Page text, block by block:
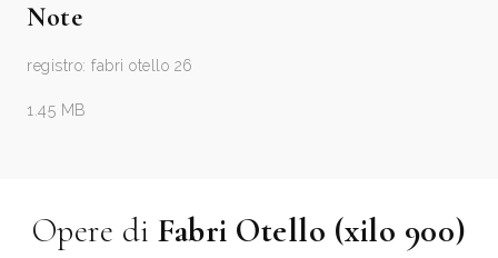
Note
registro: fabri otello 26
1.45 MB
Opere di Fabri Otello (xilo 900)